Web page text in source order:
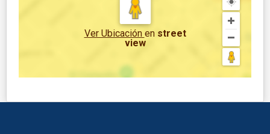
Ver Ubicación en street
view